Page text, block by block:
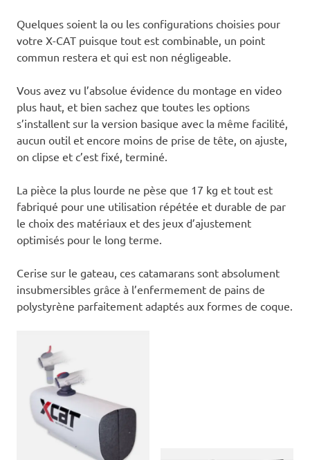
Quelques soient la ou les configurations choisies pour
votre X-CAT puisque tout est combinable, un point
commun restera et qui est non négligeable.
Vous avez vu l’absolue évidence du montage en video
plus haut, et bien sachez que toutes les options
s’installent sur la version basique avec la même facilité,
aucun outil et encore moins de prise de tête, on ajuste,
on clipse et c’est fixé, terminé.
La pièce la plus lourde ne pèse que 17 kg et tout est
fabriqué pour une utilisation répétée et durable de par
le choix des matériaux et des jeux d’ajustement
optimisés pour le long terme.
Cerise sur le gateau, ces catamarans sont absolument
insubmersibles grâce à l’enfermement de pains de
polystyrène parfaitement adaptés aux formes de coque.